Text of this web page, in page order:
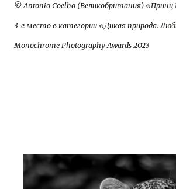
© Antonio Coelho (Великобритания) «Принц
3-е место в категории «Дикая природа.
Monochrome Photography Awards 2023